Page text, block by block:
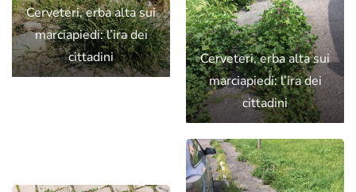
Cerveteri, erba alta sui
marciapiedi: l’ira dei
cittadini
Cerveteri, erba alta sui
marciapiedi: l’ira dei
cittadini